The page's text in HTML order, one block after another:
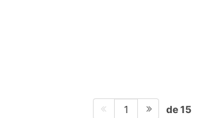
1 de 15